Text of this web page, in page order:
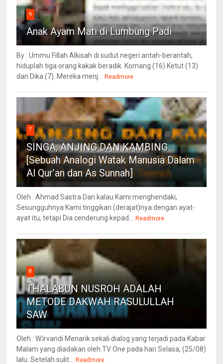
6
Anak Ayam Mati di Lumbung Padi
By : Ummu Fillah Alkisah di sudut negeri antah-berantah,
hiduplah tiga orang kakak beradik. Komang (16) Ketut (13)
dan Dika (7). Mereka menj...
Readmore
7
SINGA, ANJING DAN KAMBING
[Sebuah Analogi Watak Manusia Dalam
Al Qur’an dan As Sunnah]
Oleh : Ahmad Sastra Dan kalau Kami menghendaki,
Sesungguhnya Kami tinggikan (derajat)nya dengan ayat-
ayat itu, tetapi Dia cenderung kepad...
Readmore
8
THALABUN NUSROH ADALAH
METODE DAKWAH RASULULLAH
SAW
Oleh : W.Irvandi Menarik sekali dialog yang terjadi pada Kabar
Malam yang diadakan oleh TV One pada hari Selasa, (25/08)
lalu. Setelah sulit...
Readmore